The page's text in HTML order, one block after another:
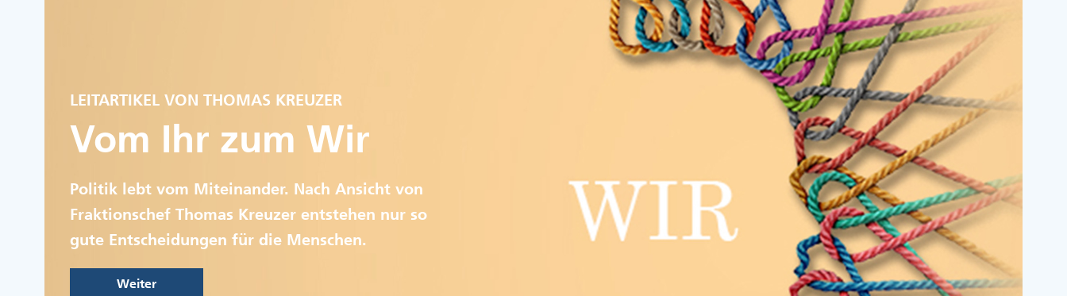
LEITARTIKEL VON THOMAS KREUZER
Vom Ihr zum Wir
Politik lebt vom Miteinander. Nach Ansicht von
Fraktionschef Thomas Kreuzer entstehen nur so
gute Entscheidungen für die Menschen.
Weiter